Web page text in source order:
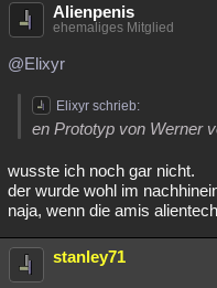
Alienpenis
ehemaliges Mitglied
@Elixyr
Elixyr schrieb:
en Prototyp von Werner
wusste ich noch gar nicht.
der wurde wohl im
naja, wenn die amis
stanley71